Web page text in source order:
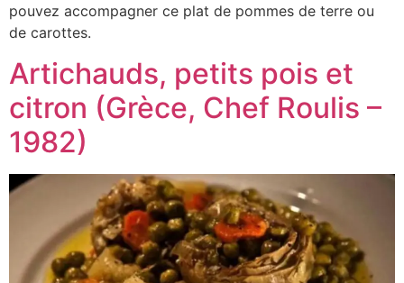
pouvez accompagner ce plat de pommes de terre ou
de carottes.
Artichauds, petits pois et
citron (Grèce, Chef Roulis –
1982)